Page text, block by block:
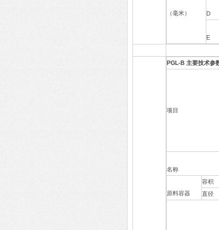
（毫米） D
E
PGL-B 主要技术参
项目
名称
原料容器
容积
直径